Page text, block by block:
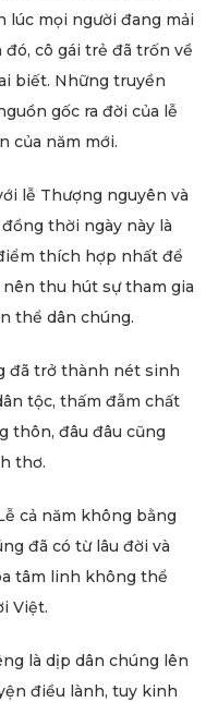
lúc mọi người đang mải
cô gái trẻ đã trốn về
biết. Những truyền
gốc ra đời của lễ
của năm mới.
lễ Thượng nguyên và
thời ngày này là
thích hợp nhất để
thu hút sự tham gia
thể dân chúng.
đã trở thành nét sinh
tộc, thấm đẫm chất
thôn, đâu đâu cũng
thơ.
cả năm không bằng
đã có từ lâu đời và
tâm linh không thể
Việt.
là dịp dân chúng lên
điều lành, tuy kinh